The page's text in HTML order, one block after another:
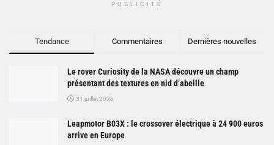
PUBLICITÉ
Tendance Commentaires Dernières nouvelles
Le rover Curiosity de la NASA découvre un champ
présentant des textures en nid d’abeille
31 juillet 2026
Leapmotor B03X : le crossover électrique à 24 900 euros
arrive en Europe